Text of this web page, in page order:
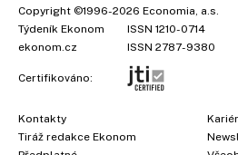
Copyright ©1996-2026 Economia, a.s.
Týdeník Ekonom
ISSN 1210-0714
ekonom.cz
ISSN 2787-9380
Certifikováno:
Kontakty
Tiráž redakce Ekonom